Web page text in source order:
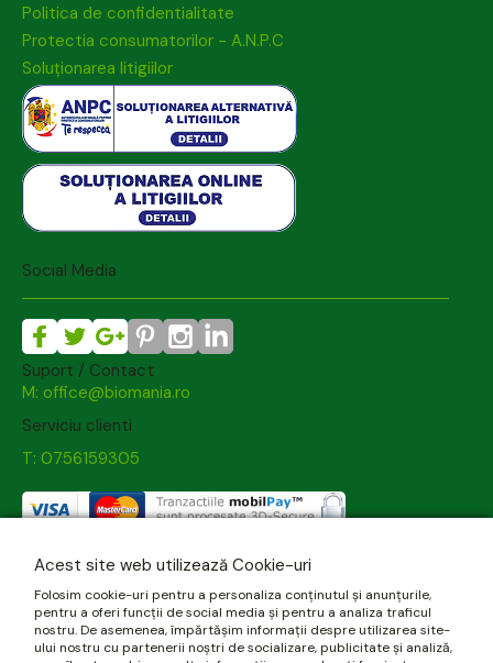
Politica de confidentialitate
Protectia consumatorilor - A.N.P.C
Soluționarea litigiilor
Social Media
Suport / Contact
M: office@biomania.ro
Serviciu clienti
T: 0756159305
Acest site web utilizează Cookie-uri
Folosim cookie-uri pentru a personaliza conținutul și anunțurile,
pentru a oferi funcții de social media și pentru a analiza traficul
nostru. De asemenea, împărtășim informații despre utilizarea site-
ului nostru cu partenerii noștri de socializare, publicitate și analiză,